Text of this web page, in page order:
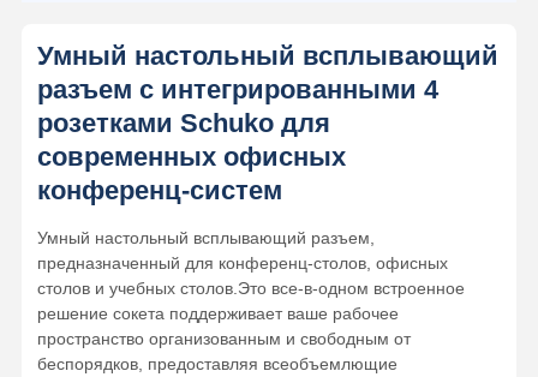
Умный настольный всплывающий
разъем с интегрированными 4
розетками Schuko для
современных офисных
конференц-систем
Умный настольный всплывающий разъем,
предназначенный для конференц-столов, офисных
столов и учебных столов.Это все-в-одном встроенное
решение сокета поддерживает ваше рабочее
пространство организованным и свободным от
беспорядков, предоставляя всеобъемлющие